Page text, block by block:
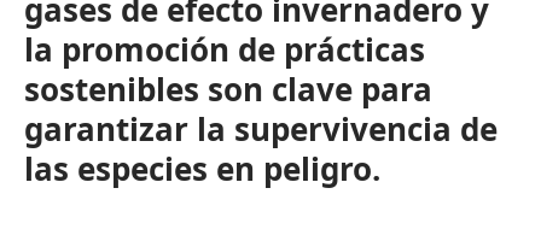
gases de efecto invernadero y
la promoción de prácticas
sostenibles son clave para
garantizar la supervivencia de
las especies en peligro.